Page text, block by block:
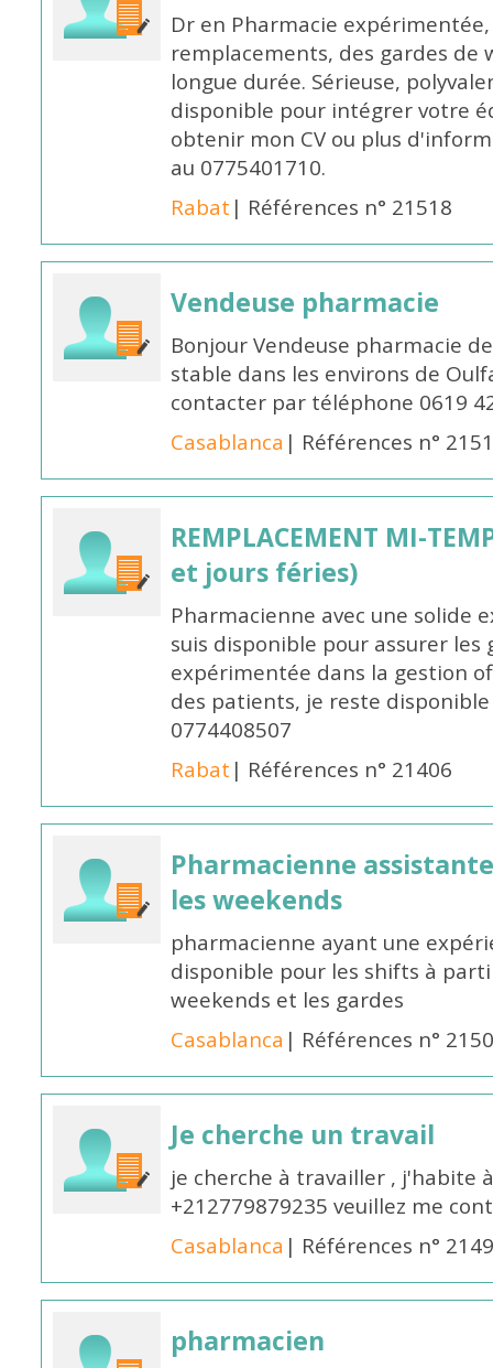
Dr en Pharmacie
remplacements, des gardes de
longue durée. Sérieuse,
disponible pour intégrer votre
obtenir mon CV ou plus
au 0775401710.
Rabat | Références n° 21518
Vendeuse pharmacie
Bonjour Vendeuse pharmacie
stable dans les environs de
contacter par téléphone 0619
Casablanca | Références n°
REMPLACEMENT MI-
et jours féries)
Pharmacienne avec une solide
suis disponible pour assurer les
expérimentée dans la gestion
des patients, je reste
0774408507
Rabat | Références n° 21406
Pharmacienne
les weekends
pharmacienne ayant une
disponible pour les shifts à
weekends et les gardes
Casablanca | Références n°
Je cherche un travail
je cherche à travailler , j'habite
+212779879235 veuillez me
Casablanca | Références n°
pharmacien